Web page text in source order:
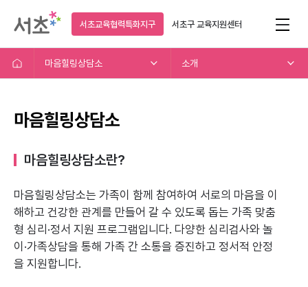
서초교육협력특화지구 서초구교육지원센터
마음힐링상담소 소개
마음힐링상담소
마음힐링상담소란?
마음힐링상담소는 가족이 함께 참여하여 서로의 마음을 이
해하고 건강한 관계를 만들어 갈 수 있도록 돕는 가족 맞춤
형 심리·정서 지원 프로그램입니다. 다양한 심리검사와 놀
이·가족상담을 통해 가족 간 소통을 증진하고 정서적 안정
을 지원합니다.